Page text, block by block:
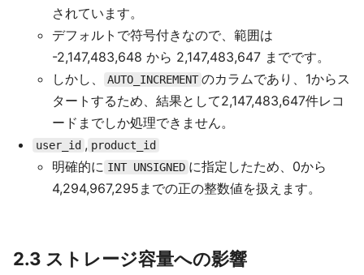
されています。
デフォルトで符号付きなので、範囲は
-2,147,483,648 から 2,147,483,647 までです。
しかし、
AUTO_INCREMENT のカラムであり、1からス
タートするため、結果として2,147,483,647件レコ
ードまでしか処理できません。
user_id , product_id
明確的に INT UNSIGNED に指定したため、0から
4,294,967,295までの正の整数値を扱えます。
2.3 ストレージ容量への影響